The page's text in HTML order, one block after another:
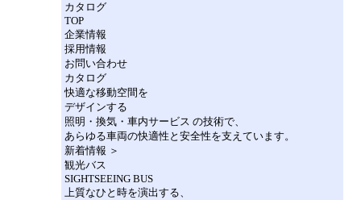
カタログ
TOP
企業情報
採用情報
お問い合わせ
カタログ
快適な移動空間を
デザインする
照明・換気・車内サービス の技術で、
あらゆる車両の快適性と安全性を支えています。
新着情報 ＞
観光バス
SIGHTSEEING BUS
上質なひと時を演出する、